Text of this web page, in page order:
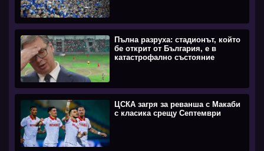
Пълна разруха: стадионът, който
бе открит от България, е в
катастрофално състояние
ЦСКА загря за реванша с Макаби
с класика срещу Септември